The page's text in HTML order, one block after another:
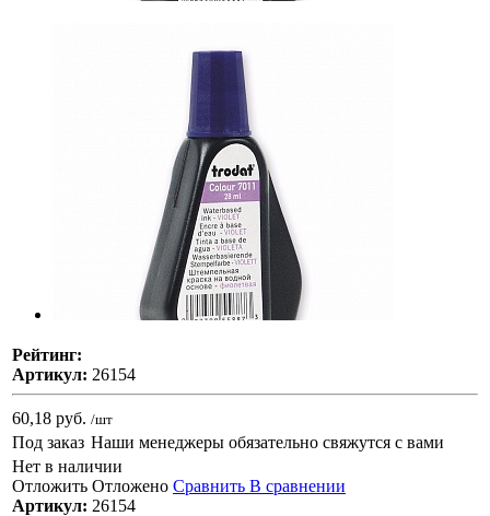
Рейтинг:
Артикул: 26154
60,18 руб. /шт
Под заказ Наши менеджеры обязательно свяжутся с вами
Нет в наличии
Отложить Отложено Сравнить В сравнении
Артикул: 26154